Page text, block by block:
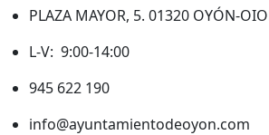
PLAZA MAYOR, 5. 01320 OYÓN-
L-V: 9:00-14:00
945 622 190
info@ayuntamientodeoyon.com